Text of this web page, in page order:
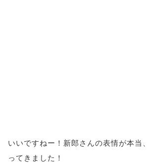
いいですねー！新郎さんの表情が本当
ってきました！